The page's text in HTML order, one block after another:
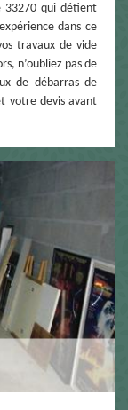
33270 qui détient
dans ce
travaux de vide
n’oubliez pas de
de débarras de
votre devis avant